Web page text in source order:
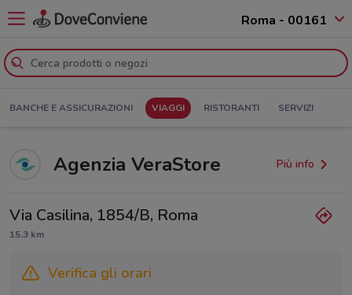
Roma - 00161
BANCHE E ASSICURAZIONI VIAGGI RISTORANTI SERVIZI
Agenzia VeraStore Più info
Via Casilina, 1854/B, Roma
15.3 km
Verifica gli orari